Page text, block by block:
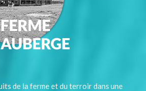
de la ferme et du terroir dans une